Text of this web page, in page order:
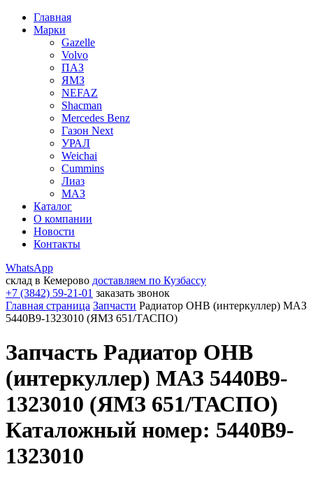
Главная
Марки
Gazelle
Volvo
ПАЗ
ЯМЗ
NEFAZ
Shacman
Mercedes Benz
Газон Next
УРАЛ
Weichai
Cummins
Лиаз
МАЗ
Каталог
О компании
Новости
Контакты
WhatsApp
склад в Кемерово доставляем по Кузбассу
+7 (3842) 59-21-01 заказать звонок
Главная страница Запчасти Радиатор ОНВ (интеркуллер) МАЗ
5440В9-1323010 (ЯМЗ 651/ТАСПО)
Запчасть Радиатор ОНВ
(интеркуллер) МАЗ 5440В9-
1323010 (ЯМЗ 651/ТАСПО)
Каталожный номер: 5440В9-
1323010